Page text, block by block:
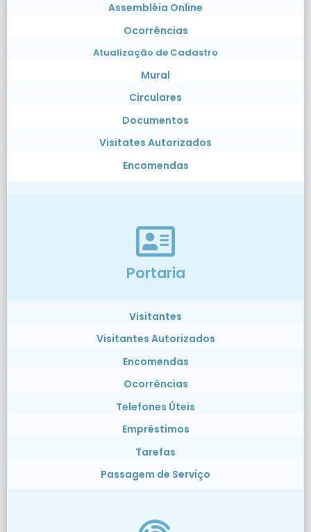
Assembléia Online
Ocorrências
Atualização de Cadastro
Mural
Circulares
Documentos
Visitates Autorizados
Encomendas
Portaria
Visitantes
Visitantes Autorizados
Encomendas
Ocorrências
Telefones Úteis
Empréstimos
Tarefas
Passagem de Serviço